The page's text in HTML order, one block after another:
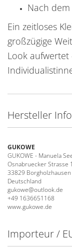
Nach
Ein zeitloses
großzügige
Look
Hersteller
GUKOWE
GUKOWE - Manuela
Osnabruecker Strasse
33829 Borgholzhausen
Deutschland
gukowe@outlook.de
+49 1636651168
www.gukowe.de
Importeur /